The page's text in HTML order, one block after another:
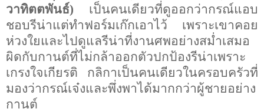
วาทิตตพันธ์) เป็นคนเดียวที่ดูออกว่ากรณ์แอบ
ชอบรีน่าแต่ทำฟอร์มเก๊กเอาไว้
เพราะเขาคอย
ห่วงใยและไปดูแลรีน่าที่งานศพอย่างสม่ำเสมอ
ผิดกับกานต์ที่ไม่กล้าออกตัวปกป้องรีน่าเพราะ
เกรงใจเกียรติ
กลิกาเป็นคนเดียวในครอบครัวที่
มองว่ากรณ์เจ๋งและพึ่งพาได้มากกว่าผู้ชายอย่าง
กานต์